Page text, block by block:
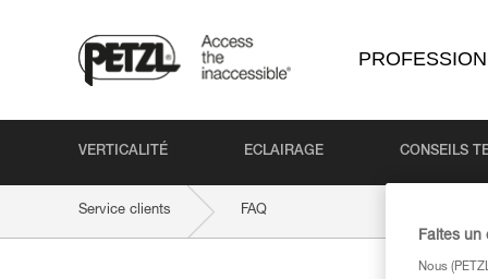
VERTICALITÉ ECLAIRAGE CONSEILS
Service clients FAQ
Faites un
Nous